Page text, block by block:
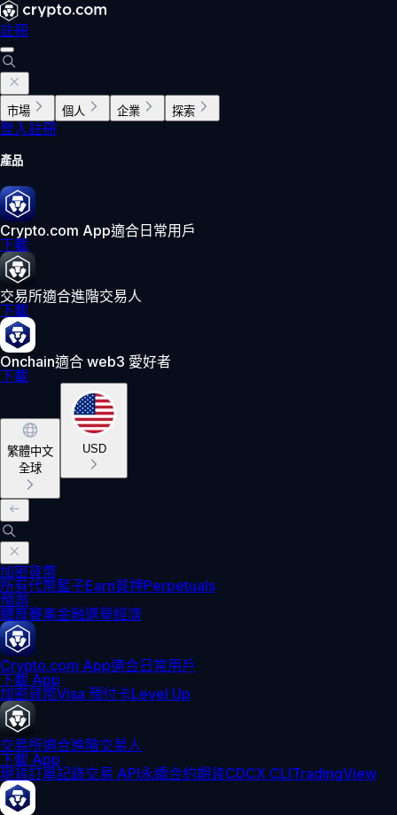
註冊
市場 個人 企業 探索
登入註冊
產品
Crypto.com App適合日常用戶
下載
交易所適合進階交易人
下載
Onchain適合 web3 愛好者
下載
繁體中文
全球
USD
加密貨幣
所有代幣籃子Earn質押Perpetuals
預測
體育賽事金融選舉經濟
Crypto.com App適合日常用戶
下載 App
加密貨幣Visa 預付卡Level Up
交易所適合進階交易人
下載 App
現貨訂單記錄交易 API永續合約期貨CDCX CLITradingView